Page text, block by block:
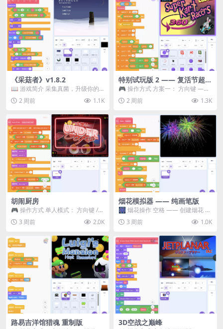
《采菇者》v1.8.2
📖 游戏简介 采集真菌，升级你的
机体，并前往未知领域探索。 这是
一款静谧的探索冒...
2 周前 1.1K
特别试玩版 2 —— 复活节超级
卡丁车赛
🎮 操作方式 方案一： 方向键 ——
移动 Z —— 跳跃 / 漂移 方案二： ...
2 周前 1.3K
胡闹厨房
🎮 操作方式 单人模式： 方向键 /
WASD —— 移动 Z / K —— 抓...
3 周前 2.0K
烟花模拟器 —— 纯画笔版
🎆 烟花操作 空格 —— 创建烟花 1
~ 3 —— 切换烟花类型 普通烟花
嘶...3 周前 1.0K
路易吉洋馆猎魂 重制版 3D空战之巅峰